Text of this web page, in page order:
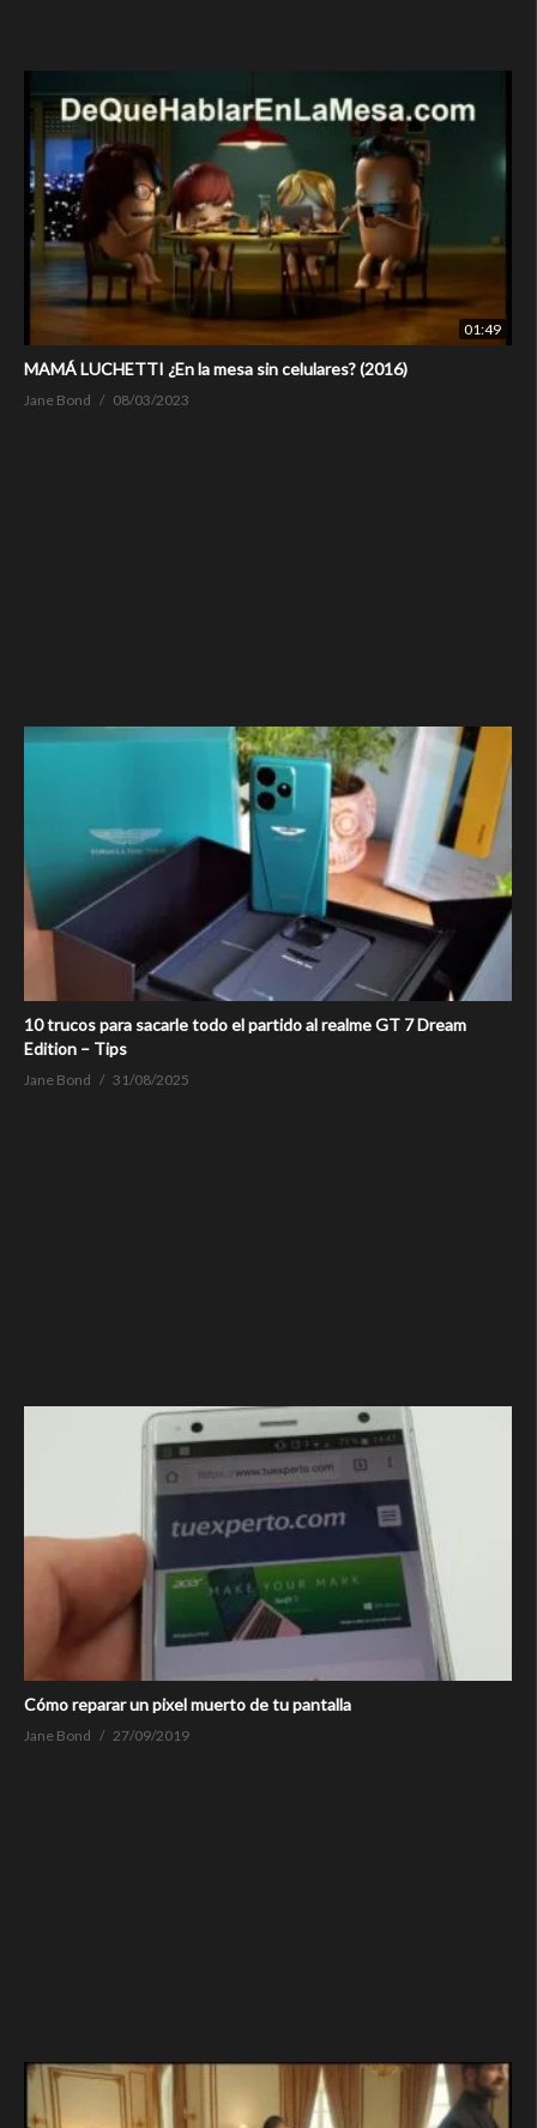
01:49
MAMÁ LUCHETTI ¿En la mesa sin celulares? (2016)
Jane Bond 08/03/2023
10 trucos para sacarle todo el partido al realme GT 7 Dream
Edition – Tips
Jane Bond 31/08/2025
Cómo reparar un pixel muerto de tu pantalla
Jane Bond 27/09/2019